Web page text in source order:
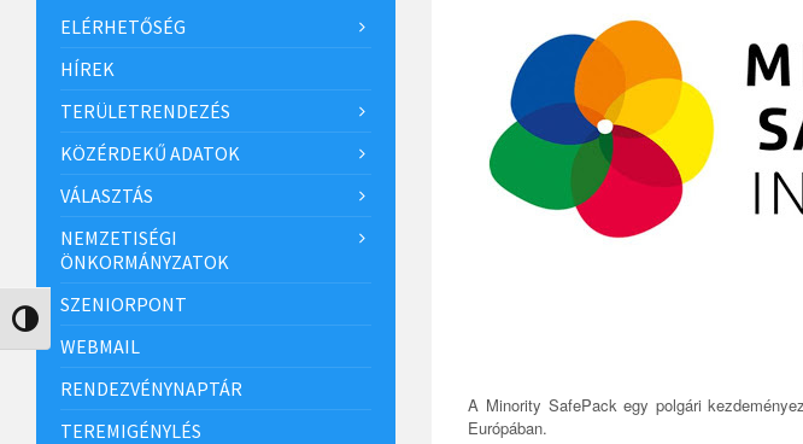
Nagy kontraszt váltása
A Minority SafePack egy polgári
Európában.
ELÉRHETŐSÉG
HÍREK
TERÜLETRENDEZÉS
KÖZÉRDEKŰ ADATOK
VÁLASZTÁS
NEMZETISÉGI
ÖNKORMÁNYZATOK
SZENIORPONT
WEBMAIL
RENDEZVÉNYNAPTÁR
TEREMIGÉNYLÉS